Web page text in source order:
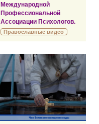
Международной
Профессиональной
Ассоциации Психологов.
Православные видео